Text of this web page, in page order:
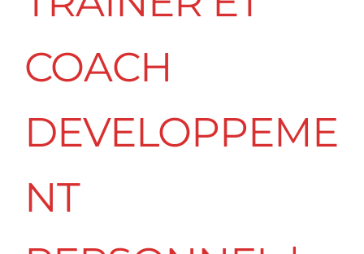
COACH
DEVELOPPEME
NT